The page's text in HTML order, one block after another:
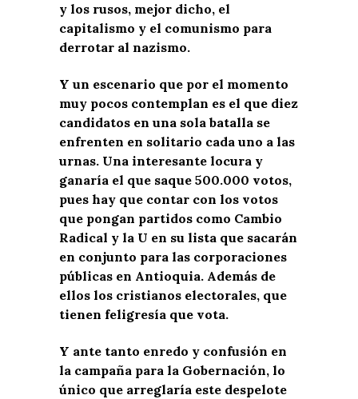
y los rusos, mejor dicho, el
capitalismo y el comunismo para
derrotar al nazismo.
Y un escenario que por el momento
muy pocos contemplan es el que diez
candidatos en una sola batalla se
enfrenten en solitario cada uno a las
urnas. Una interesante locura y
ganaría el que saque 500.000 votos,
pues hay que contar con los votos
que pongan partidos como Cambio
Radical y la U en su lista que sacarán
en conjunto para las corporaciones
públicas en Antioquia. Además de
ellos los cristianos electorales, que
tienen feligresía que vota.
Y ante tanto enredo y confusión en
la campaña para la Gobernación, lo
único que arreglaría este despelote